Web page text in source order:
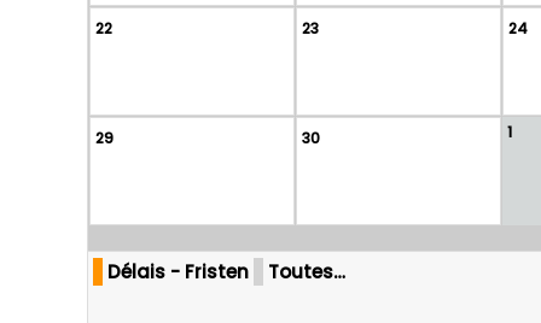
22 23 24
29 30 1
Délais - Fristen Toutes…